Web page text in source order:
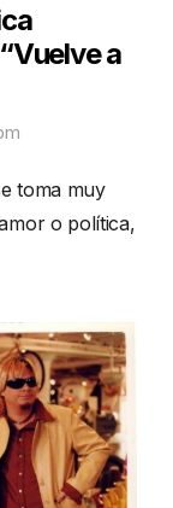
a
toma muy
o política,